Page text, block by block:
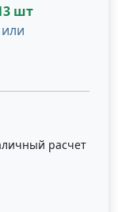
шт
расчет